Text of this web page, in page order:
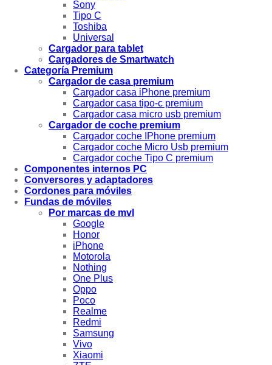
Sony
Tipo C
Toshiba
Universal
Cargador para tablet
Cargadores de Smartwatch
Categoría Premium
Cargador de casa premium
Cargador casa iPhone premium
Cargador casa tipo-c premium
Cargador casa micro usb premium
Cargador de coche premium
Cargador coche IPhone premium
Cargador coche Micro Usb premium
Cargador coche Tipo C premium
Componentes internos PC
Conversores y adaptadores
Cordones para móviles
Fundas de móviles
Por marcas de mvl
Google
Honor
iPhone
Motorola
Nothing
One Plus
Oppo
Poco
Realme
Redmi
Samsung
Vivo
Xiaomi